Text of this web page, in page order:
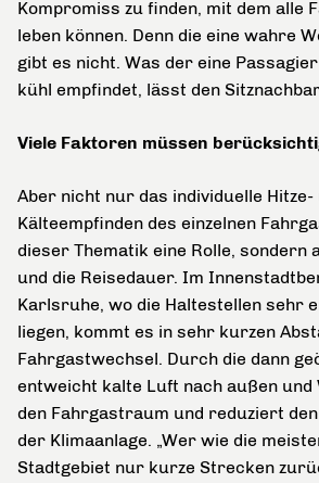
Kompromiss zu finden, mit dem alle
leben können. Denn die eine wahre
gibt es nicht. Was der eine
kühl empfindet, lässt den
Viele Faktoren müssen
Aber nicht nur das individuelle Hitze-
Kälteempfinden des einzelnen
dieser Thematik eine Rolle, sondern
und die Reisedauer. Im
Karlsruhe, wo die Haltestellen sehr
liegen, kommt es in sehr kurzen
Fahrgastwechsel. Durch die dann
entweicht kalte Luft nach außen
den Fahrgastraum und reduziert
der Klimaanlage. „Wer wie die
Stadtgebiet nur kurze Strecken